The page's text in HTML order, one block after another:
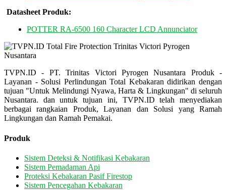
Datasheet Produk:
POTTER RA-6500 160 Character LCD Annunciator
TVPN.ID - PT. Trinitas Victori Pyrogen Nusantara Produk -
Layanan - Solusi Perlindungan Total Kebakaran didirikan dengan
tujuan "Untuk Melindungi Nyawa, Harta & Lingkungan" di seluruh
Nusantara. dan untuk tujuan ini, TVPN.ID telah menyediakan
berbagai rangkaian Produk, Layanan dan Solusi yang Ramah
Lingkungan dan Ramah Pemakai.
Produk
Sistem Deteksi & Notifikasi Kebakaran
Sistem Pemadaman Api
Proteksi Kebakaran Pasif Firestop
Sistem Pencegahan Kebakaran